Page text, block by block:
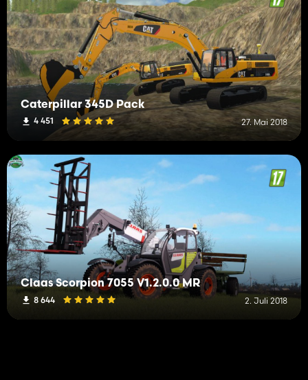
Caterpillar 345D Pack
4 451 27. Mai 2018
Claas Scorpion 7055 V1.2.0.0 MR
8 644 2. Juli 2018